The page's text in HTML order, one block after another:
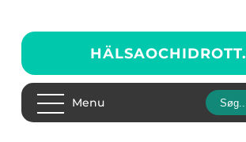
HÄLSAOCHIDROTT.
Menu